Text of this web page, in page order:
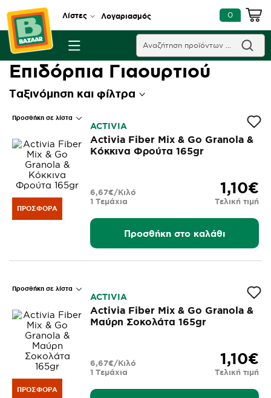
Λίστες Λογαριασμός 0
Επιδόρπια Γιαουρτιού
Ταξινόμηση και φίλτρα
Προσθήκη σε λίστα
ΠΡΟΣΦΟΡΆ
ACTIVIA
Activia Fiber Mix & Go Granola &
Κόκκινα Φρούτα 165gr
1,10€
Τελική τιμή
1 Τεμάχια
6,67€/Κιλό
Προσθήκη στο καλάθι
Προσθήκη σε λίστα
ΠΡΟΣΦΟΡΆ
ACTIVIA
Activia Fiber Mix & Go Granola &
Μαύρη Σοκολάτα 165gr
1,10€
Τελική τιμή
1 Τεμάχια
6,67€/Κιλό